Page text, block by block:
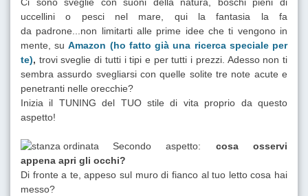
uccellini o pesci nel mare, qui la fantasia la fa
da padrone...non limitarti alle prime idee che ti vengono in
mente, suAmazon (ho fatto già una ricerca speciale per
te), trovi sveglie di tutti i tipi e per tutti i prezzi. Adesso non ti
sembra assurdo svegliarsi con quelle solite tre note acute e
penetranti nelle orecchie?
Inizia il TUNING del TUO stile di vita proprio da questo
aspetto!
Secondo aspetto: cosa osservi
appena apri gli occhi?
Di fronte a te, appeso sul muro di fianco al tuo letto cosa hai
messo?